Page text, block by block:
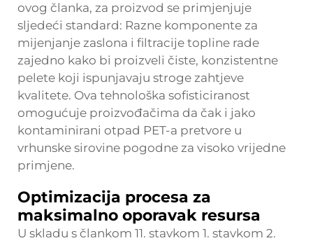
ovog članka, za proizvod se primjenjuje
sljedeći standard: Razne komponente za
mijenjanje zaslona i filtracije topline rade
zajedno kako bi proizveli čiste, konzistentne
pelete koji ispunjavaju stroge zahtjeve
kvalitete. Ova tehnološka sofisticiranost
omogućuje proizvođačima da čak i jako
kontaminirani otpad PET-a pretvore u
vrhunske sirovine pogodne za visoko vrijedne
primjene.
Optimizacija procesa za
maksimalno oporavak resursa
U skladu s člankom 11. stavkom 1. stavkom 2.